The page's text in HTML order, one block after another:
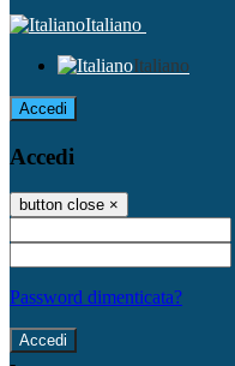
Italiano
Italiano
Accedi
Accedi
button close ×
Password dimenticata?